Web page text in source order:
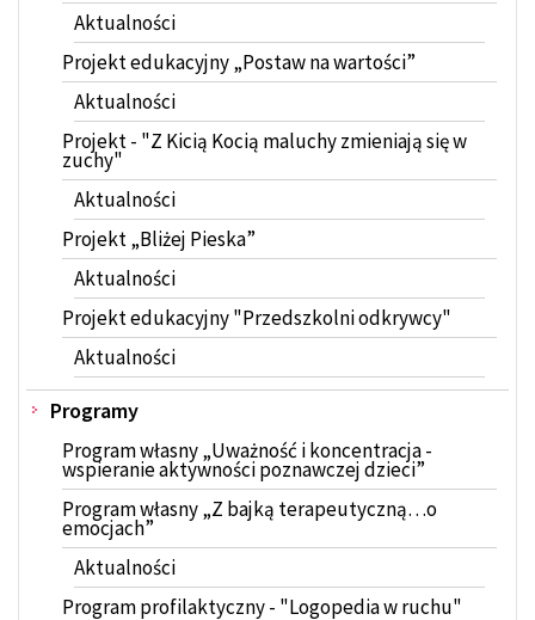
Aktualności
Projekt edukacyjny „Postaw na wartości”
Aktualności
Projekt - "Z Kicią Kocią maluchy zmieniają się w
zuchy"
Aktualności
Projekt „Bliżej Pieska”
Aktualności
Projekt edukacyjny "Przedszkolni odkrywcy"
Aktualności
Programy
Program własny „Uważność i koncentracja -
wspieranie aktywności poznawczej dzieci”
Program własny „Z bajką terapeutyczną…o
emocjach”
Aktualności
Program profilaktyczny - "Logopedia w ruchu"